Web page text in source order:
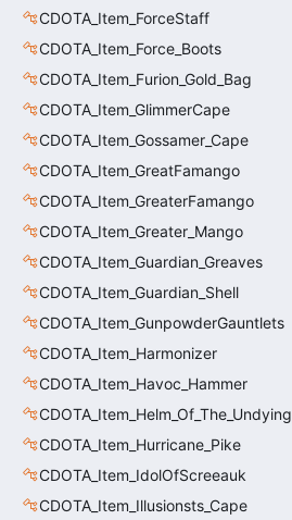
CDOTA_Item_ForceStaff
CDOTA_Item_Force_Boots
CDOTA_Item_Furion_Gold_Bag
CDOTA_Item_GlimmerCape
CDOTA_Item_Gossamer_Cape
CDOTA_Item_GreatFamango
CDOTA_Item_GreaterFamango
CDOTA_Item_Greater_Mango
CDOTA_Item_Guardian_Greaves
CDOTA_Item_Guardian_Shell
CDOTA_Item_GunpowderGauntlets
CDOTA_Item_Harmonizer
CDOTA_Item_Havoc_Hammer
CDOTA_Item_Helm_Of_The_Undying
CDOTA_Item_Hurricane_Pike
CDOTA_Item_IdolOfScreeauk
CDOTA_Item_Illusionsts_Cape